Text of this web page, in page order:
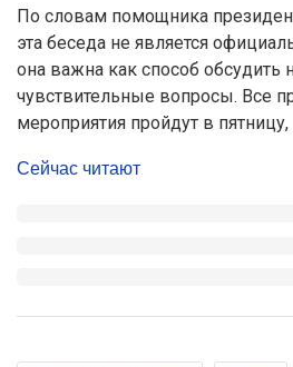
По словам помощника
эта беседа не является
она важна как способ
чувствительные вопросы. Все
мероприятия пройдут в пятницу,
Сейчас читают